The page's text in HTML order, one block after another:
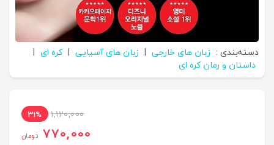
دسته‌بندی : زبان های خارجی | زبان های آسیایی | کره ای |
داستان و رمان کره ای
1,120,000
31%
770,000 تومان